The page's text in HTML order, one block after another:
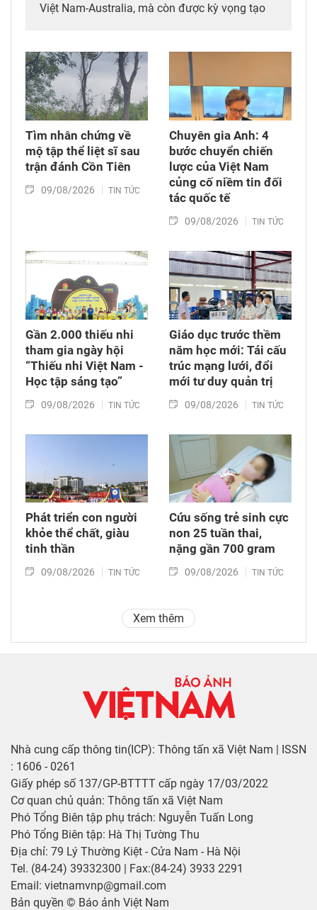
Việt Nam-Australia, mà còn được kỳ vọng tạo
Tìm nhân chứng về
mộ tập thể liệt sĩ sau
trận đánh Cồn Tiên
09/08/2026 TIN TỨC
Chuyên gia Anh: 4
bước chuyển chiến
lược của Việt Nam
củng cố niềm tin đối
tác quốc tế
09/08/2026 TIN TỨC
Gần 2.000 thiếu nhi
tham gia ngày hội
“Thiếu nhi Việt Nam -
Học tập sáng tạo”
09/08/2026 TIN TỨC
Giáo dục trước thềm
năm học mới: Tái cấu
trúc mạng lưới, đổi
mới tư duy quản trị
09/08/2026 TIN TỨC
Phát triển con người
khỏe thể chất, giàu
tinh thần
09/08/2026 TIN TỨC
Cứu sống trẻ sinh cực
non 25 tuần thai,
nặng gần 700 gram
09/08/2026 TIN TỨC
Xem thêm
Nhà cung cấp thông tin(ICP): Thông tấn xã Việt Nam | ISSN
: 1606 - 0261
Giấy phép số 137/GP-BTTTT cấp ngày 17/03/2022
Cơ quan chủ quản: Thông tấn xã Việt Nam
Phó Tổng Biên tập phụ trách: Nguyễn Tuấn Long
Phó Tổng Biên tập: Hà Thị Tường Thu
Địa chỉ: 79 Lý Thường Kiệt - Cửa Nam - Hà Nội
Tel. (84-24) 39332300 | Fax:(84-24) 3933 2291
Email: vietnamvnp@gmail.com
Bản quyền © Báo ảnh Việt Nam